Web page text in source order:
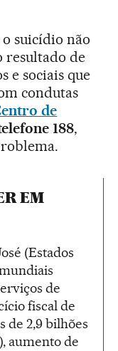
suicídio não
resultado de
e sociais que
condutas
de
188,
EM
(Estados
de
fiscal de
de 2,9 bilhões
aumento de